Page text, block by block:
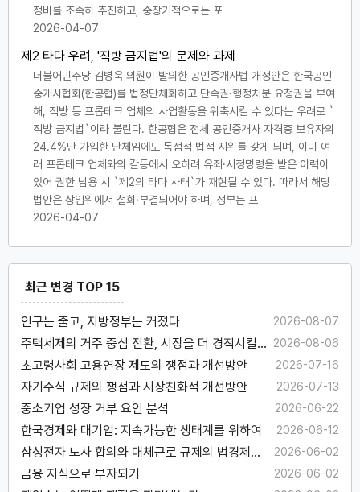
정비를 조속히 추진하고, 중장기적으로는 포
2026-04-07
제2 타다 우려, '직방 금지법'의 문제와 과제
더불어민주당 김병욱 의원이 발의한 공인중개사법 개정안은 한국공인
중개사협회(한공협)를 법정단체화하고 단속권·행정처분 요청권을 부여
해, 직방 등 프롭테크 업체의 사업활동을 위축시킬 수 있다는 우려로 `
직방 금지법`이라 불린다. 한공협은 전체 공인중개사 자격증 보유자의
24.4%만 가입한 단체임에도 독점적 법적 지위를 갖게 되며, 이미 여
러 프롭테크 업체와의 갈등에서 오히려 유죄·시정명령을 받은 이력이
있어 권한 남용 시 `제2의 타다 사태`가 재현될 수 있다. 따라서 해당
법안은 상임위에서 철회·부결되어야 하며, 정부는 프
2026-04-07
최근 변경 TOP 15
인구는 줄고, 지방정부는 커졌다 2026-08-07
주택세제의 거주 중심 전환, 시장을 더 경직시킬
수 있다
2026-08-06
초고령사회 고용연장 제도의 쟁점과 개선방안 2026-07-16
자기주식 규제의 쟁점과 시장친화적 개선방안 2026-07-13
중소기업 성장 거부 요인 분석 2026-06-22
한국경제와 대기업: 지속가능한 생태계를 위하여 2026-06-12
삼성전자 노사 합의와 대체근로 규제의 법경제학
적 고찰
2026-06-02
금융 지식으로 부자되기 2026-06-02